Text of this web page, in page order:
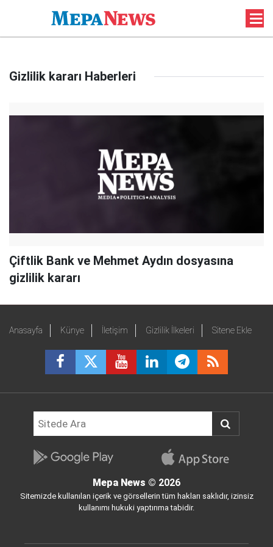
Gizlilik kararı Haberleri
Çiftlik Bank ve Mehmet Aydın dosyasına
gizlilik kararı
Anasayfa Künye İletişim Gizlilik İlkeleri Sitene Ekle
Mepa News © 2026
Sitemizde kullanılan içerik ve görsellerin tüm hakları saklıdır, izinsiz
kullanımı hukuki yaptırıma tabidir.